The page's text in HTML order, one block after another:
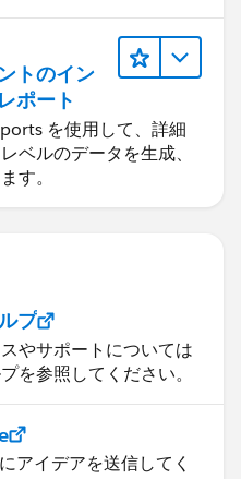
トのイン
ポート
を使用して、詳細
ベルのデータを生成、
す。
プ
やサポートについては
を参照してください。
アイデアを送信してく